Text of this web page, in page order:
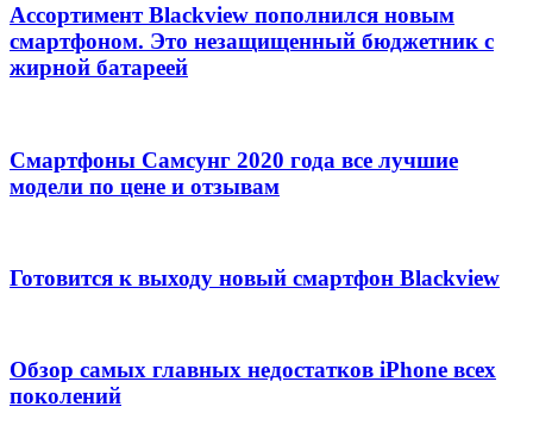
Ассортимент Blackview пополнился новым
смартфоном. Это незащищенный бюджетник с
жирной батареей
Смартфоны Самсунг 2020 года все лучшие
модели по цене и отзывам
Готовится к выходу новый смартфон Blackview
Обзор самых главных недостатков iPhone всех
поколений